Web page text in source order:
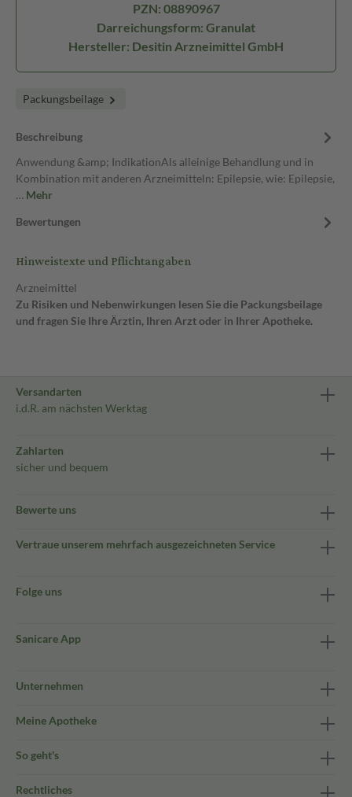
PZN: 08890967
Darreichungsform: Granulat
Hersteller: Desitin Arzneimittel GmbH
Packungsbeilage
Beschreibung
Anwendung &amp; IndikationAls alleinige Behandlung und in
Kombination mit anderen Arzneimitteln: Epilepsie, wie: Epilepsie,
… Mehr
Bewertungen
Hinweistexte und Pflichtangaben
Arzneimittel
Zu Risiken und Nebenwirkungen lesen Sie die Packungsbeilage
und fragen Sie Ihre Ärztin, Ihren Arzt oder in Ihrer Apotheke.
Versandarten
i.d.R. am nächsten Werktag
Zahlarten
sicher und bequem
Bewerte uns
Vertraue unserem mehrfach ausgezeichneten Service
Folge uns
Sanicare App
Unternehmen
Meine Apotheke
So geht's
Rechtliches